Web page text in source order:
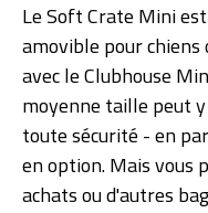
Le Soft Crate Mini
amovible pour chiens
avec le Clubhouse
moyenne taille peut
toute sécurité - en
en option. Mais vous
achats ou d'autres